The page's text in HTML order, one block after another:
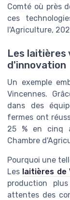
Comté où près
ces
l'Agriculture,
Les laitières
d'innovation
Un exemple
Vincennes.
dans des
fermes ont
25 % en cinq
Chambre
Pourquoi une
Les laitières de
production
attentes des